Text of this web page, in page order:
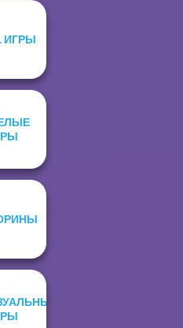
ИГРЫ